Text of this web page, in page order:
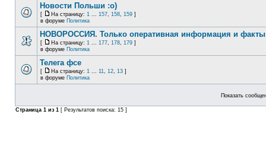
Новости Польши :o)
[ На страницу: 1 ... 157, 158, 159 ]
в форуме Политика
НОВОРОССИЯ. Только оперативная информация и факты
[ На страницу: 1 ... 177, 178, 179 ]
в форуме Политика
Телега фсе
[ На страницу: 1 ... 11, 12, 13 ]
в форуме Политика
Показать
Страница 1 из 1 [ Результатов поиска: 15 ]